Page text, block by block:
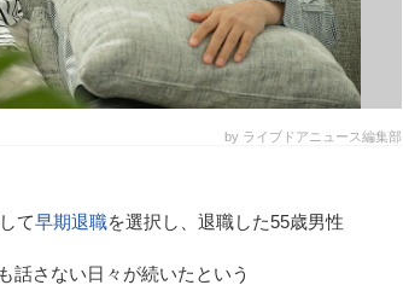
by ライブドアニュース編集部
て早期退職を選択し、退職した55歳男性
話さない日々が続いたという